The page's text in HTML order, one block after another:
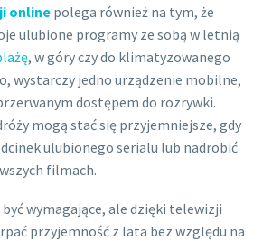
online polega również na tym, że
ulubione programy ze sobą w letnią
, w góry czy do klimatyzowanego
wystarczy jedno urządzenie mobilne,
dostępem do rozrywki.
mogą stać się przyjemniejsze, gdy
ulubionego serialu lub nadrobić
filmach.
być wymagające, ale dzięki telewizji
przyjemność z lata bez względu na